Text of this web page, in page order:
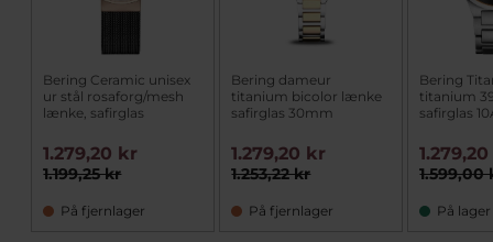
Bering Ceramic unisex
ur stål rosaforg/mesh
lænke, safirglas
1.199,25 kr
1.279,20 kr
På fjernlager
Bering dameur
titanium bicolor lænke
safirglas 30mm
1.253,22 kr
1.279,20 kr
På fjernlager
Bering
titanium
safirglas
1.599,00
På lager